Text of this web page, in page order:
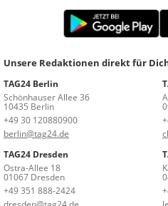
Unsere Redaktionen direkt für
TAG24 Berlin
Schönhauser Allee 36
10435 Berlin
+49 30 120880900
berlin@tag24.de
TAG24 Dresden
Ostra-Allee 18
01067 Dresden
+49 351 888-2424